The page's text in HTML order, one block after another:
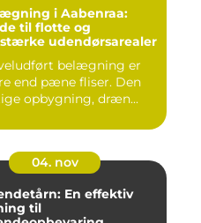
i Aabenraa:
til flotte og
udendørsarealer
belægning er
end pæne fliser. Den
opbygning, dræn...
04. nov
En effektiv
til